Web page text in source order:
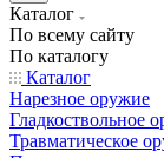
Каталог
По всему сайту
По каталогу
Каталог
Нарезное оружие
Гладкоствольное
Травматическое